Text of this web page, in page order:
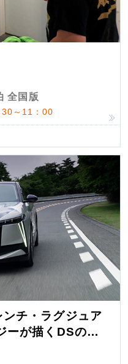
全国版
～11：00
チ・ラグジュア
ーが描くDSの世